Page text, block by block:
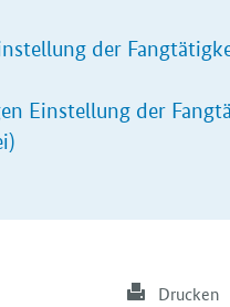
der
Einstellung der
Drucken